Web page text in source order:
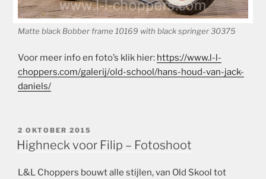
Matte black Bobber frame 10169 with black springer 30375
Voor meer info en foto’s klik hier: https://www.l-l-
choppers.com/galerij/old-school/hans-houd-van-jack-
daniels/
GEPLAATST
OP
2 OKTOBER 2015
Highneck voor Filip – Fotoshoot
L&L Choppers bouwt alle stijlen, van Old Skool tot